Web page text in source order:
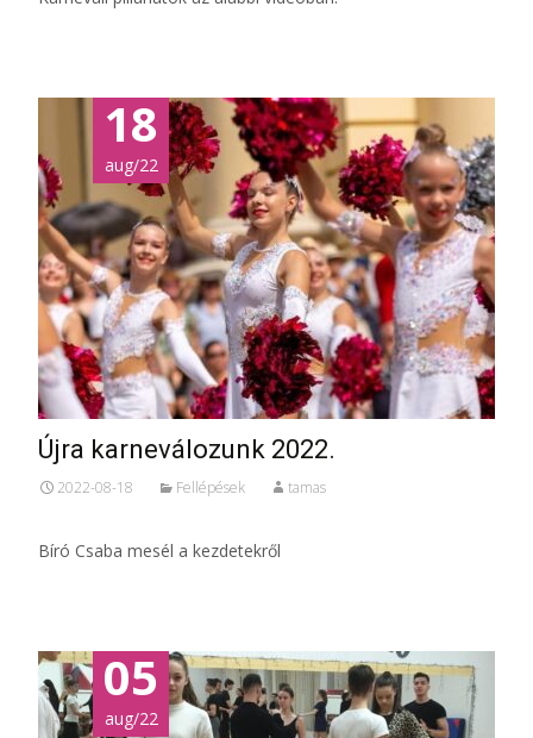
18
aug/22
Újra karneválozunk 2022.
2022-08-18 Fellépések tamas
Bíró Csaba mesél a kezdetekről
05
aug/22